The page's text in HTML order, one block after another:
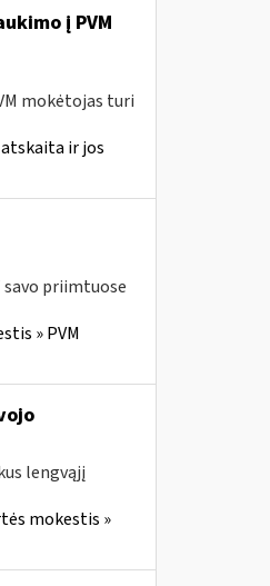
į PVM
mokėtojas turi
ir jos
priimtuose
» PVM
lengvąjį
mokestis »